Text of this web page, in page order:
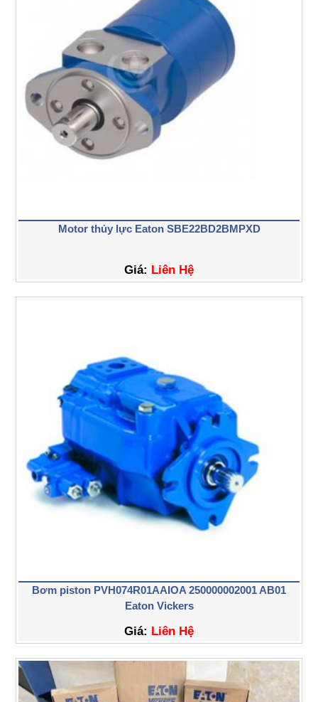
Motor thủy lực Eaton SBE22BD2BMPXD
Giá: Liên Hệ
Bơm piston PVH074R01AAIOA 250000002001 AB01
Eaton Vickers
Giá: Liên Hệ